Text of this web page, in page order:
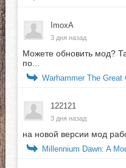
ImoxA
3 дня назад
Можете обновить мод?
по...
Warhammer The Great
122121
3 дня назад
на новой версии мод
Millennium Dawn: A